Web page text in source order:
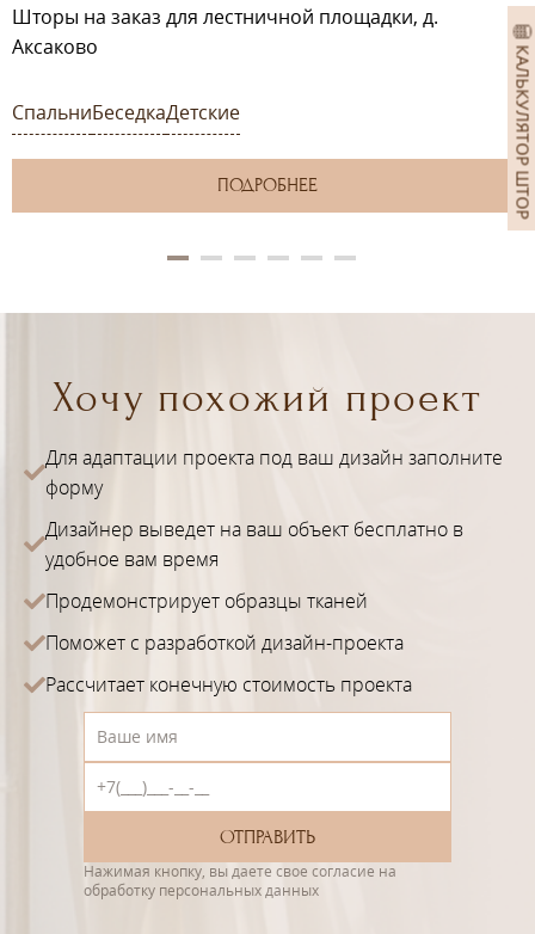
КАЛЬКУЛЯТОР ШТОР
Шторы на заказ для лестничной площадки, д.
Аксаково
СпальниБеседкаДетские
ПОДРОБНЕЕ
Хочу похожий проект
Для адаптации проекта под ваш дизайн заполните
форму
Дизайнер выведет на ваш объект бесплатно в
удобное вам время
Продемонстрирует образцы тканей
Поможет с разработкой дизайн-проекта
Рассчитает конечную стоимость проекта
Нажимая кнопку, вы даете свое согласие на
обработку персональных данных